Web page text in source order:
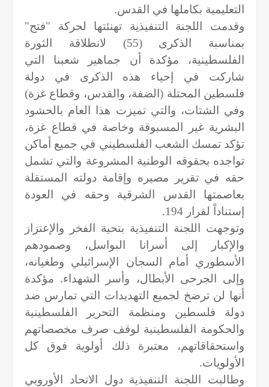
التعليمية بكاملها في القدس.
وقدمت اللجنة التنفيذية تهنئتها لحركة "فتح"
بمناسبة الذكرى (55) لانطلاقة الثورة
الفلسطينية، مؤكدة أن جماهير شعبنا التي
شاركت في إحياء هذه الذكرى في دولة
فلسطين المحتلة (الضفة، والقدس، وقطاع غزة)
وفي الشتات، والتي تميزت هذا العام بالحشود
البشرية غير المسبوقة وخاصة في قطاع غزة،
تؤكد تمسك الشعب الفلسطيني في جميع أماكن
تواجده بحقوقه الوطنية المشروعة والتي تشمل
حقه في تقرير مصيره وإقامة دولته المستقلة
بعاصمتها القدس الشرقية وحقه في العودة
إستناداً لقرار 194.
وتوجهت اللجنة التنفيذية بتحية الفخر والإعتزاز
والإكبار إلى أسرانا البواسل، وصمودهم
الأسطوري أمام السجان الإسرائيلي وطغيانه،
وإلى الجرحى الأبطال، وأسر الشهداء. مؤكدة
أنها لن ترضخ لجميع التهديدات التي تمارس ضد
دولة فلسطين ومنظمة التحرير الفلسطينية
والحكومة الفلسطينية لوقف صرف مخصصاتهم
واستحقاقاتهم، معتبرة ذلك أولوية فوق كل
الأولويات.
وطالبت اللجنة التنفيذية دول الاتحاد الأوروبي